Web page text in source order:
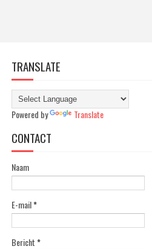
TRANSLATE
Powered by Translate
CONTACT
Naam
E-mail*
Bericht*